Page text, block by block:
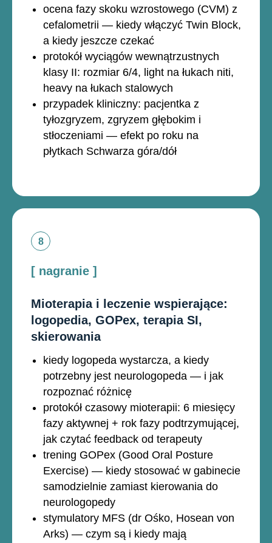
ocena fazy skoku wzrostowego (CVM) z
cefalometrii — kiedy włączyć Twin Block,
a kiedy jeszcze czekać
protokół wyciągów wewnątrzustnych
klasy II: rozmiar 6/4, light na łukach niti,
heavy na łukach stalowych
przypadek kliniczny: pacjentka z
tyłozgryzem, zgryzem głębokim i
stłoczeniami — efekt po roku na
płytkach Schwarza góra/dół
[ nagranie ]
Mioterapia i leczenie wspierające:
logopedia, GOPex, terapia SI,
skierowania
kiedy logopeda wystarcza, a kiedy
potrzebny jest neurologopeda — i jak
rozpoznać różnicę
protokół czasowy mioterapii: 6 miesięcy
fazy aktywnej + rok fazy podtrzymującej,
jak czytać feedback od terapeuty
trening GOPex (Good Oral Posture
Exercise) — kiedy stosować w gabinecie
samodzielnie zamiast kierowania do
neurologopedy
stymulatory MFS (dr Ośko, Hosean von
Arks) — czym są i kiedy mają